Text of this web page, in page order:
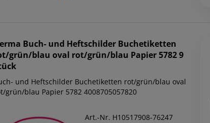
Buch- und Heftschilder Buchetiketten
grün/blau oval rot/grün/blau Papier 5782 9
und Heftschilder Buchetiketten rot/grün/blau oval
grün/blau Papier 5782 4008705057820
Art.-Nr. H10517908-76247